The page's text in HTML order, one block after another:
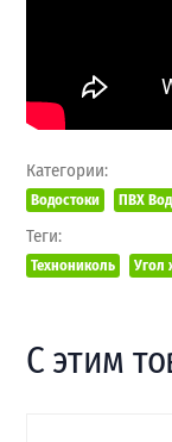
Категории:
Водостоки ПВХ
Теги:
Технониколь Угол
С этим